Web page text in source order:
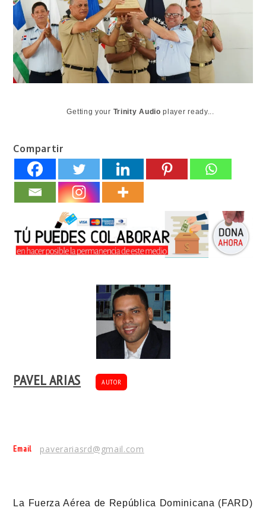
Getting your Trinity Audio player ready...
Compartir
PAVEL ARIAS AUTOR
Email paverariasrd@gmail.com
La Fuerza Aérea de República Dominicana (FARD)